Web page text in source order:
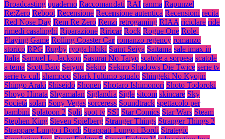
Broadcasting quaderno Raccomandati RAI ranma Rapunzel
Re:Zero Reboot Recensione Recensione autentica Recensioni recita
Red Nose Day Rem Re Zero Renzi retrogaming RIAA riciclare ride
rimedi casalinghi Riparazione Riricar Rock Rogue One Role-
Playing Game Rolling Coaster Car romanzo regency romanzo
storico RPG Rugby ryoga hibiki Saint Seiya Saitama sale imax in
Italia Samuel L. Jackson Sasurai No Taiyo scatole a sorpesa scatole
a tema Scott Baio Seiyuu Sekiro Sekiro Shadows Die Twice serie tv
serie tv cult shampoo Shark l'ultimo squalo Shingeki No Kyojin
Shingo Araki Shiseido Shonen Shotaro Ishimonori Shoto Todoroki
Shoyo Hinata Shyamalan Siglandia Sigle sitcom skincare Sky
Società solari Sony Vegas sorceress Soundtrack spettacolo per
bambini Splatoon 2 Split spot tv SSI Star Comics Star Wars Steam
Stephen King Steven Spielberg Stranger Things Stranger Things 2
Strappare Lungo i Bordi Strappati Lungo i Bordi Strategic